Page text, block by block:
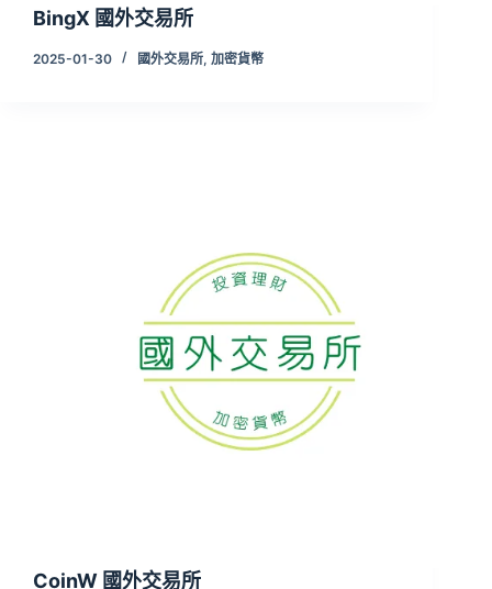
BingX 國外交易所
2025-01-30 國外交易所, 加密貨幣
CoinW 國外交易所